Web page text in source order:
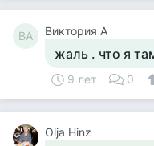
ВА Виктория А
жаль . что я
9 лет 0
Olja Hinz